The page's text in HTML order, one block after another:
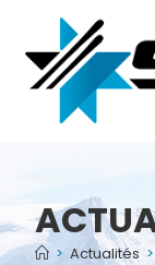
> Actualités >